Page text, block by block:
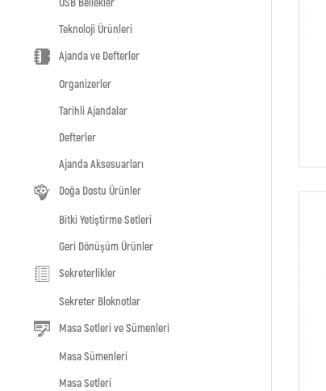
Teknoloji Ürünleri
Ajanda ve Defterler
Organizerler
Tarihli Ajandalar
Defterler
Ajanda Aksesuarları
Doğa Dostu Ürünler
Bitki Yetiştirme Setleri
Geri Dönüşüm Ürünler
Sekreterlikler
Sekreter Bloknotlar
Masa Setleri ve Sümenleri
Masa Sümenleri
Masa Setleri